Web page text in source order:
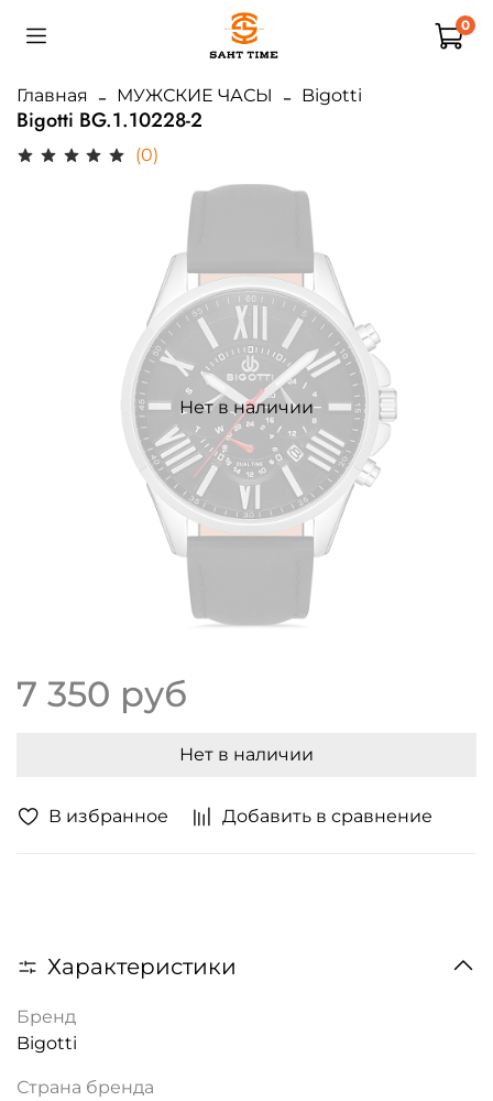
0
Главная МУЖСКИЕ ЧАСЫ Bigotti
Bigotti BG.1.10228-2
(0)
В избранное Добавить в сравнение
Нет в наличии
7 350 руб
Нет в наличии
Характеристики
Бренд
Bigotti
Страна бренда